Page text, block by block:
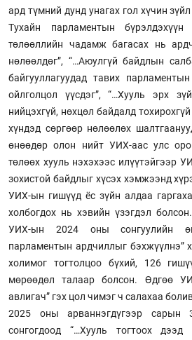
ард түмний дунд унагах гол хүчин
Тухайн парламентын
төлөөллийн чадамж багасах нь
нөлөөлдөг”, “…Аюулгүй байдлын
байгууллагуудад тавих
ойлголцол үүсдэг”, “…Хууль эрх
нийцэхгүй, нөхцөл байдалд
хүндэд сөргөөр нөлөөлөх
өнөөдөр олон нийт УИХ-аас улс
төлөөх хууль нэхэхээс илүүтэйгээр
зохистой байдлыг хүсэх хэмжээнд
УИХ-ын гишүүд ёс зүйн алдаа
холбогдох нь хэвийн үзэгдэл
УИХ-ын 2024 оны сонгуулийн
парламентын ардчиллыг бэхжүүлнэ”
холимог тогтолцоо бүхий, 126
мөрөөдөл талаар болсон. Өдгөө
авлигач” гэх цол чимэг ч салахаа
2025 оны арваннэгдүгээр сарын
сонгогдоод “…Хууль тогтоох дээд